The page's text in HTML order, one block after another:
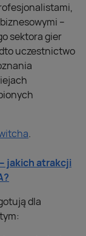
–
sektora gier
uczestnictwo
.
jakich atrakcji
dla